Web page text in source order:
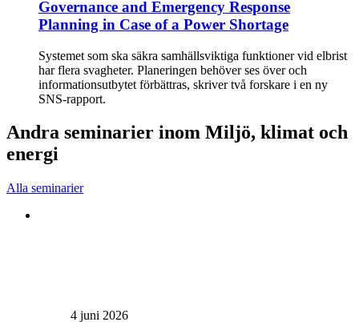
Governance and Emergency Response
Planning in Case of a Power Shortage
Systemet som ska säkra samhällsviktiga funktioner vid elbrist
har flera svagheter. Planeringen behöver ses över och
informationsutbytet förbättras, skriver två forskare i en ny
SNS-rapport.
Andra seminarier inom Miljö, klimat och
energi
Alla seminarier
4 juni 2026